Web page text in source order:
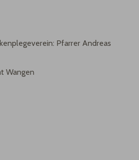
Pfarrer Andreas
Wangen